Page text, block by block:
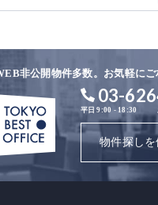
非公開物件多数。お気軽にご
03-
平日 9:00 - 18:30
物件探しを